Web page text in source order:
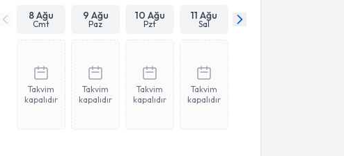
8 Ağu
Cmt
9 Ağu
Paz
10 Ağu
Pzt
11 Ağu
Sal
Takvim
kapalıdır
Takvim
kapalıdır
Takvim
kapalıdır
Takvim
kapalıdır